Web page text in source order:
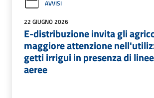
AVVISI
22 GIUGNO 2026
E-distribuzione invita gli
maggiore attenzione
getti irrigui in presenza di
aeree